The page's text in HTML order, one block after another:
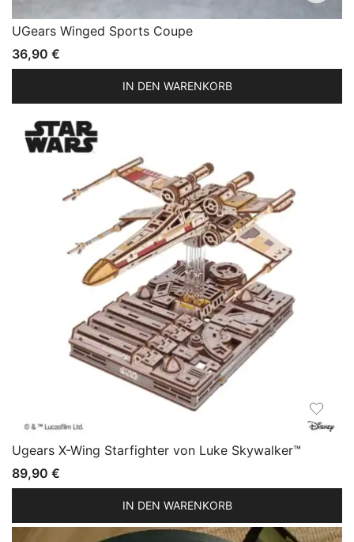
UGears Winged Sports Coupe
36,90 €
IN DEN WARENKORB
Ugears X-Wing Starfighter von Luke Skywalker™
89,90 €
IN DEN WARENKORB